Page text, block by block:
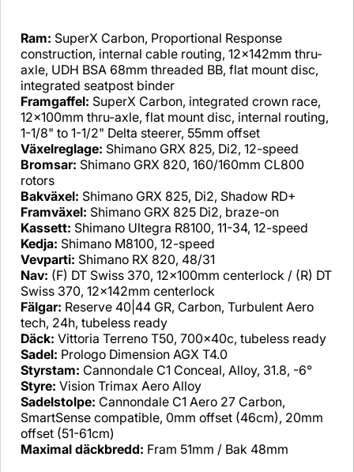
Ram: SuperX Carbon, Proportional Response
construction, internal cable routing, 12x142mm thru-
axle, UDH BSA 68mm threaded BB, flat mount disc,
integrated seatpost binder
Framgaffel: SuperX Carbon, integrated crown race,
12x100mm thru-axle, flat mount disc, internal routing,
1-1/8" to 1-1/2" Delta steerer, 55mm offset
Växelreglage: Shimano GRX 825, Di2, 12-speed
Bromsar: Shimano GRX 820, 160/160mm CL800
rotors
Bakväxel: Shimano GRX 825, Di2, Shadow RD+
Framväxel: Shimano GRX 825 Di2, braze-on
Kassett: Shimano Ultegra R8100, 11-34, 12-speed
Kedja: Shimano M8100, 12-speed
Vevparti: Shimano RX 820, 48/31
Nav: (F) DT Swiss 370, 12x100mm centerlock / (R) DT
Swiss 370, 12x142mm centerlock
Fälgar: Reserve 40|44 GR, Carbon, Turbulent Aero
tech, 24h, tubeless ready
Däck: Vittoria Terreno T50, 700x40c, tubeless ready
Sadel: Prologo Dimension AGX T4.0
Styrstam: Cannondale C1 Conceal, Alloy, 31.8, -6°
Styre: Vision Trimax Aero Alloy
Sadelstolpe: Cannondale C1 Aero 27 Carbon,
SmartSense compatible, 0mm offset (46cm), 20mm
offset (51-61cm)
Maximal däckbredd: Fram 51mm / Bak 48mm